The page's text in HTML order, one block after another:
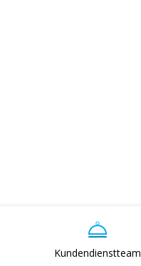
Kundendienstteam